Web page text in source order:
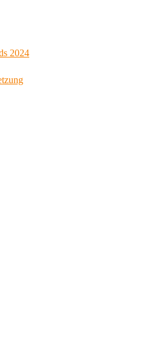
2024